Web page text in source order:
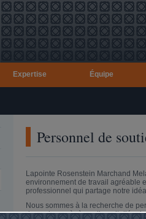
Expertise Équipe
Personnel de
Lapointe Rosenstein Marchand
environnement de travail agréable
professionnel qui partage notre
Nous sommes à la recherche de
dynamique où règne l’esprit